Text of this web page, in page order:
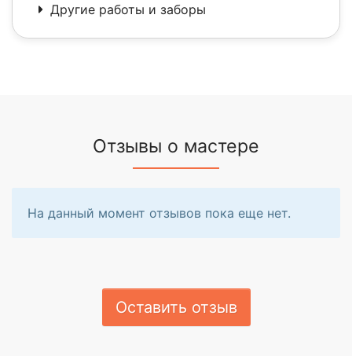
Другие работы и заборы
Отзывы о мастере
На данный момент отзывов пока еще нет.
Оставить отзыв